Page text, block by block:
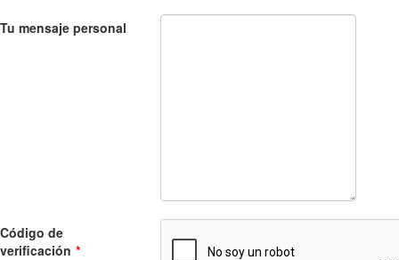
Tu mensaje personal
Código de
verificación *